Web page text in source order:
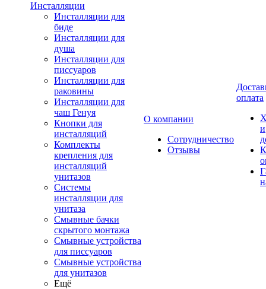
Инсталляции
Инсталляции для
биде
Инсталляции для
душа
Инсталляции для
писсуаров
Инсталляции для
раковины
Инсталляции для
чаш Генуя
Кнопки для
инсталляций
Комплекты
крепления для
инсталляций
унитазов
Системы
инсталляции для
унитаза
Смывные бачки
скрытого монтажа
Смывные устройства
для писсуаров
Смывные устройства
для унитазов
Ещё
О компании
Сотрудничество
Отзывы
оплата
и